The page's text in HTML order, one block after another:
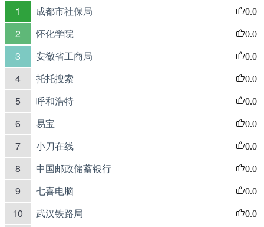
1 成都市社保局 0.0
2 怀化学院 0.0
3 安徽省工商局 0.0
4 托托搜索 0.0
5 呼和浩特 0.0
6 易宝 0.0
7 小刀在线 0.0
8 中国邮政储蓄银行 0.0
9 七喜电脑 0.0
10 武汉铁路局 0.0